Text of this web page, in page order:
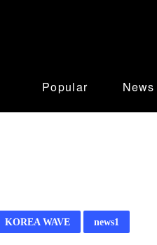
Popular News
KOREA WAVE news1